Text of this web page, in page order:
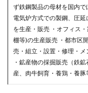
ず鉄鋼製品の母材を国内
電気炉方式での製鋼、圧
を生産・販売 ・オフィス
棚等)の生産販売 ・都市区
売・組立・設置・修理・メ
・鉱産物の採掘販売（鉄
産、肉牛飼育・養鶏・養豚